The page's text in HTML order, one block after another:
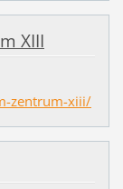
XIII
zentrum-xiii/